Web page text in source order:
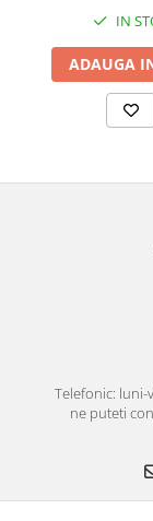
IN
ADAUGA
Telefonic: luni-
ne puteti